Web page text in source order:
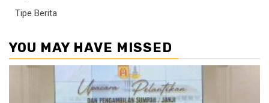
Tipe Berita
YOU MAY HAVE MISSED